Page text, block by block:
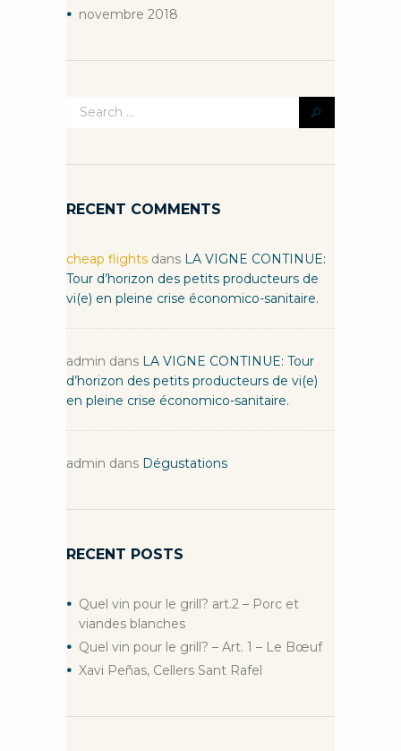
novembre 2018
RECENT COMMENTS
cheap flights dans LA VIGNE CONTINUE:
Tour d’horizon des petits producteurs de
vi(e) en pleine crise économico-sanitaire.
admin dans LA VIGNE CONTINUE: Tour
d’horizon des petits producteurs de vi(e)
en pleine crise économico-sanitaire.
admin dans Dégustations
RECENT POSTS
Quel vin pour le grill? art.2 – Porc et
viandes blanches
Quel vin pour le grill? – Art. 1 – Le Bœuf
Xavi Peñas, Cellers Sant Rafel